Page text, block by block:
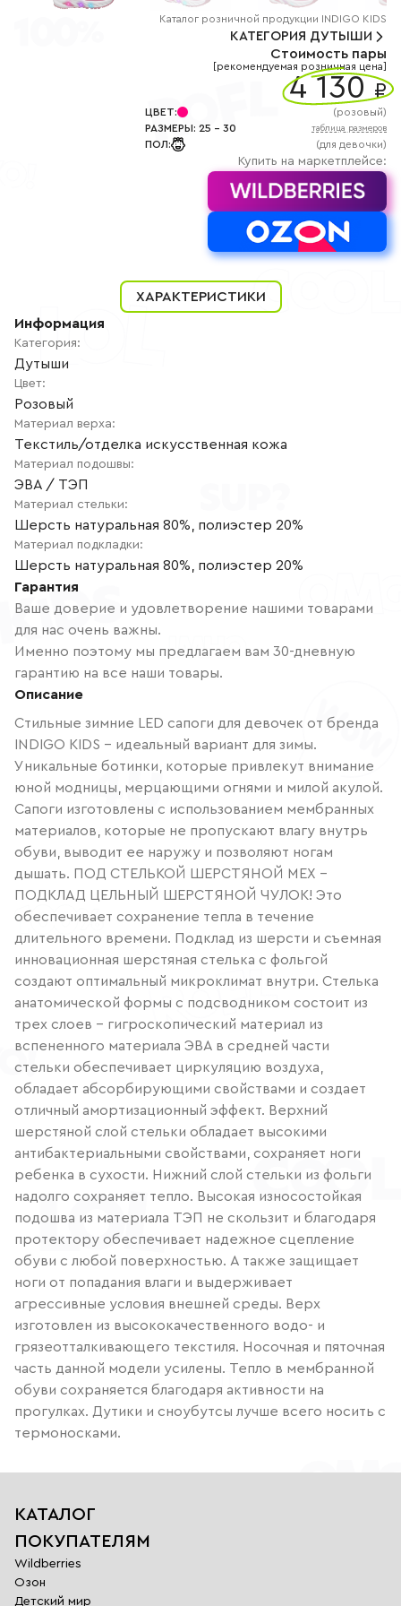
+7
Каталог розничной продукции INDIGO KIDS
КАТЕГОРИЯ ДУТЫШИ
Стоимость пары
[рекомендуемая розничная цена]
4 130 ₽
ЦВЕТ: (розовый)
РАЗМЕРЫ: 25 - 30 таблица размеров
ПОЛ: (для девочки)
Купить на маркетплейсе:
ХАРАКТЕРИСТИКИ
Информация
Категория:
Дутыши
Цвет:
Розовый
Материал верха:
Текстиль/отделка искусственная кожа
Материал подошвы:
ЭВА / ТЭП
Материал стельки:
Шерсть натуральная 80%, полиэстер 20%
Материал подкладки:
Шерсть натуральная 80%, полиэстер 20%
Гарантия
Ваше доверие и удовлетворение нашими товарами
для нас очень важны.
Именно поэтому мы предлагаем вам 30-дневную
гарантию на все наши товары.
Описание
Стильные зимние LED сапоги для девочек от бренда
INDIGO KIDS - идеальный вариант для зимы.
Уникальные ботинки, которые привлекут внимание
юной модницы, мерцающими огнями и милой акулой.
Сапоги изготовлены с использованием мембранных
материалов, которые не пропускают влагу внутрь
обуви, выводит ее наружу и позволяют ногам
дышать. ПОД СТЕЛЬКОЙ ШЕРСТЯНОЙ МЕХ -
ПОДКЛАД ЦЕЛЬНЫЙ ШЕРСТЯНОЙ ЧУЛОК! Это
обеспечивает сохранение тепла в течение
длительного времени. Подклад из шерсти и съемная
инновационная шерстяная стелька с фольгой
создают оптимальный микроклимат внутри. Стелька
анатомической формы с подсводником состоит из
трех слоев - гигроскопический материал из
вспененного материала ЭВА в средней части
стельки обеспечивает циркуляцию воздуха,
обладает абсорбирующими свойствами и создает
отличный амортизационный эффект. Верхний
шерстяной слой стельки обладает высокими
антибактериальными свойствами, сохраняет ноги
ребенка в сухости. Нижний слой стельки из фольги
надолго сохраняет тепло. Высокая износостойкая
подошва из материала ТЭП не скользит и благодаря
протектору обеспечивает надежное сцепление
обуви с любой поверхностью. А также защищает
ноги от попадания влаги и выдерживает
агрессивные условия внешней среды. Верх
изготовлен из высококачественного водо- и
грязеотталкивающего текстиля. Носочная и пяточная
часть данной модели усилены. Тепло в мембранной
обуви сохраняется благодаря активности на
прогулках. Дутики и сноубутсы лучше всего носить с
термоносками.
КАТАЛОГ
ПОКУПАТЕЛЯМ
Wildberries
Озон
Детский мир